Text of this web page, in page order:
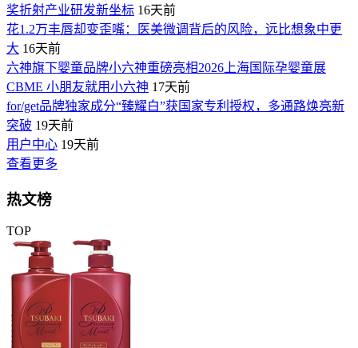
奖折射产业研发新坐标 16天前
花1.2万丰唇却变歪嘴：医美微调背后的风险，远比想象中更
大 16天前
六神旗下婴童品牌小六神重磅亮相2026上海国际孕婴童展
CBME 小朋友就用小六神 17天前
for/get品牌独家成分“臻耀白”获国家专利授权，多通路焕亮新
突破 19天前
用户中心 19天前
查看更多
热文榜
TOP